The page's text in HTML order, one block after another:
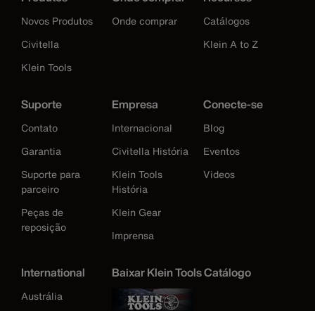
Novos Produtos
Civitella
Klein Tools
Onde comprar
Catálogos
Klein A to Z
Suporte
Contato
Garantia
Suporte para
parceiro
Peças de
reposição
Empresa
Internacional
Civitella História
Klein Tools
História
Klein Gear
Imprensa
Conecte-se
Blog
Eventos
Videos
International
Austrália
Baixar Klein Tools Catálogo